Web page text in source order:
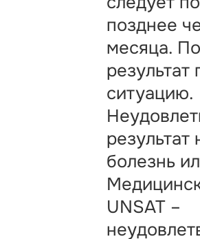
позднее
месяца.
результат
ситуацию.
результат
болезнь
UNSAT –